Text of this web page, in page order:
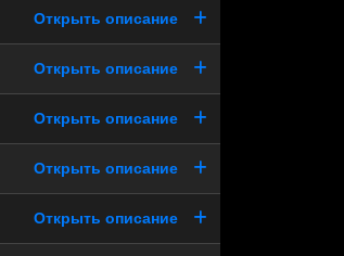
Открыть описание
Открыть описание
Открыть описание
Открыть описание
Открыть описание